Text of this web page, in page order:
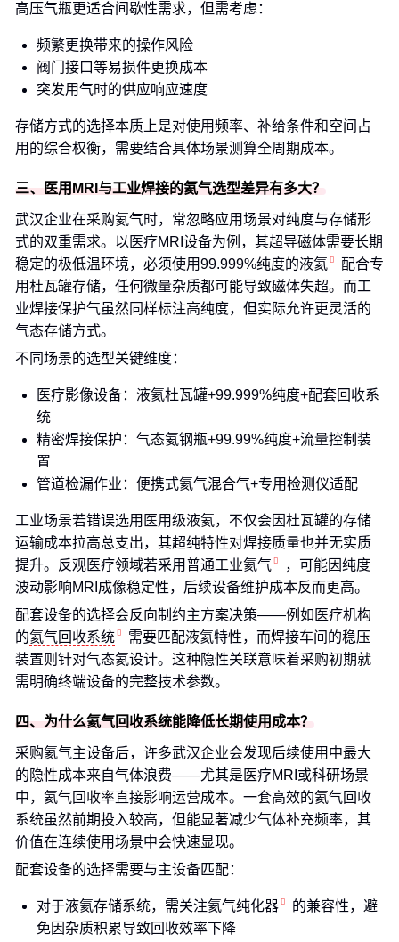
高压气瓶更适合间歇性需求，但需考虑：
频繁更换带来的操作风险
阀门接口等易损件更换成本
突发用气时的供应响应速度
存储方式的选择本质上是对使用频率、补给条件和空间占
用的综合权衡，需要结合具体场景测算全周期成本。
三、医用MRI与工业焊接的氦气选型差异有多大？
武汉企业在采购氦气时，常忽略应用场景对纯度与存储形
式的双重需求。以医疗MRI设备为例，其超导磁体需要长期
稳定的极低温环境，必须使用99.999%纯度的液氦
配合专
用杜瓦罐存储，任何微量杂质都可能导致磁体失超。而工
业焊接保护气虽然同样标注高纯度，但实际允许更灵活的
气态存储方式。
不同场景的选型关键维度：
医疗影像设备：液氦杜瓦罐+99.999%纯度+配套回收系
统
精密焊接保护：气态氦钢瓶+99.99%纯度+流量控制装
置
管道检漏作业：便携式氦气混合气+专用检测仪适配
工业场景若错误选用医用级液氦，不仅会因杜瓦罐的存储
运输成本拉高总支出，其超纯特性对焊接质量也并无实质
提升。反观医疗领域若采用普通工业氦气
，可能因纯度
波动影响MRI成像稳定性，后续设备维护成本反而更高。
配套设备的选择会反向制约主方案决策——例如医疗机构
的氦气回收系统
需要匹配液氦特性，而焊接车间的稳压
装置则针对气态氦设计。这种隐性关联意味着采购初期就
需明确终端设备的完整技术参数。
四、为什么氦气回收系统能降低长期使用成本？
采购氦气主设备后，许多武汉企业会发现后续使用中最大
的隐性成本来自气体浪费——尤其是医疗MRI或科研场景
中，氦气回收率直接影响运营成本。一套高效的氦气回收
系统虽然前期投入较高，但能显著减少气体补充频率，其
价值在连续使用场景中会快速显现。
配套设备的选择需要与主设备匹配：
对于液氦存储系统，需关注氦气纯化器
的兼容性，避
免因杂质积累导致回收效率下降